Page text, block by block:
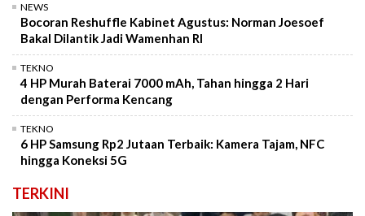
NEWS
Bocoran Reshuffle Kabinet Agustus: Norman Joesoef
Bakal Dilantik Jadi Wamenhan RI
TEKNO
4 HP Murah Baterai 7000 mAh, Tahan hingga 2 Hari
dengan Performa Kencang
TEKNO
6 HP Samsung Rp2 Jutaan Terbaik: Kamera Tajam, NFC
hingga Koneksi 5G
TERKINI